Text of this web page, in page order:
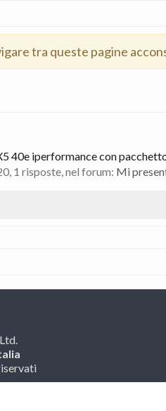
tra queste pagine
40e iperformance con
, 1 risposte, nel forum: Mi